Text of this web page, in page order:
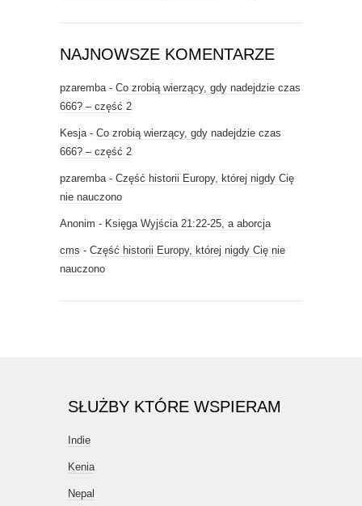
NAJNOWSZE KOMENTARZE
pzaremba- Co zrobią wierzący, gdy nadejdzie czas
666? – część 2
Kesja- Co zrobią wierzący, gdy nadejdzie czas
666? – część 2
pzaremba- Część historii Europy, której nigdy Cię
nie nauczono
Anonim - Księga Wyjścia 21:22-25, a aborcja
cms - Część historii Europy, której nigdy Cię nie
nauczono
SŁUŻBY KTÓRE WSPIERAM
Indie
Kenia
Nepal